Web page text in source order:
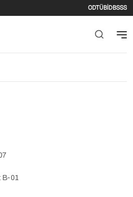
İkincil
ODTÜBİDBSSS
B-01